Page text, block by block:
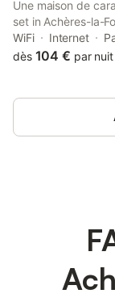
Une maison de
set in Achères-la-
from Château de
Closiers.
WiFi Internet
dès 104 € par nuit